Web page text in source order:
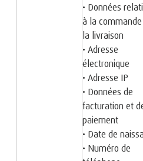
• Données
à la
la livraison
• Adresse
électronique
• Adresse IP
• Données de
facturation et
paiement
• Date de
• Numéro de